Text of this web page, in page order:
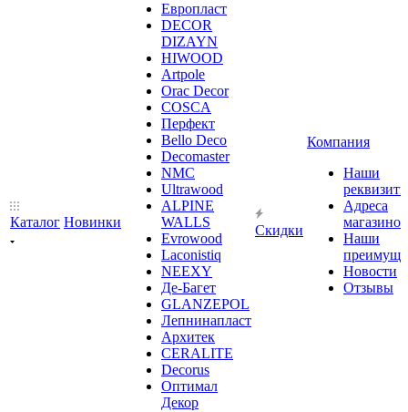
Каталог Новинки
Европласт
DECOR
DIZAYN
HIWOOD
Artpole
Orac Decor
COSCA
Перфект
Bello Deco
Decomaster
NMС
Ultrawood
ALPINE
WALLS
Evrowood
Laconistiq
NEEXY
Де-Багет
GLANZEPOL
Лепнинапласт
Архитек
CERALITE
Decorus
Оптимал
Декор
Скидки
Компания
Наши
Адреса
магазинов
Наши
Новости
Отзывы